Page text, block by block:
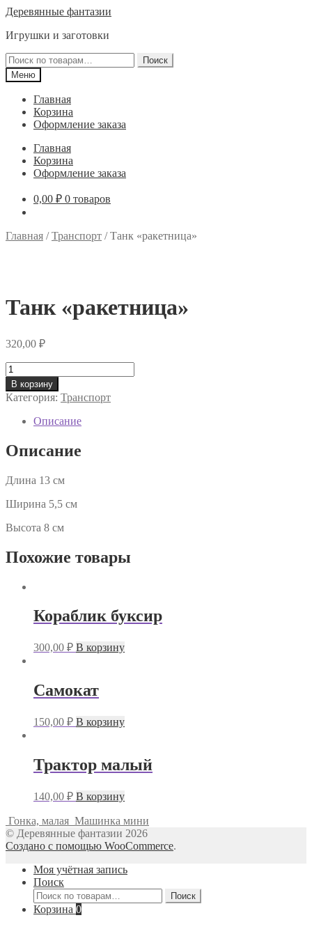
Перейти
навигации
Перейти
содержимому
Деревянные фантазии
Игрушки и заготовки
Искать:
Поиск
Меню
Главная
Корзина
Оформление заказа
Главная
Корзина
Оформление заказа
0,00 ₽ 0 товаров
Главная /Транспорт /Танк «ракетница»
Танк «ракетница»
320,00 ₽
Количество
товара
Танк
«ракетница»
В корзину
Категория: Транспорт
Описание
Описание
Длина 13 см
Ширина 5,5 см
Высота 8 см
Похожие товары
Кораблик буксир
300,00 ₽ В корзину
Самокат
150,00 ₽ В корзину
Трактор малый
140,00 ₽ В корзину
Гонка, малая Машинка мини
© Деревянные фантазии 2026
Создано с помощью WooCommerce.
Моя учётная запись
Поиск
Искать:
Поиск
Корзина 0